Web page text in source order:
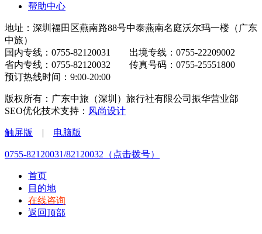
帮助中心
地址：深圳福田区燕南路88号中泰燕南名庭沃尔玛一楼（广东
中旅）
国内专线：0755-82120031 出境专线：0755-22209002
省内专线：0755-82120032 传真号码：0755-25551800
预订热线时间：9:00-20:00
版权所有：广东中旅（深圳）旅行社有限公司振华营业部
SEO优化技术支持： 风尚设计
触屏版 | 电脑版
0755-82120031/82120032（点击拨号）
首页
目的地
在线咨询
返回顶部